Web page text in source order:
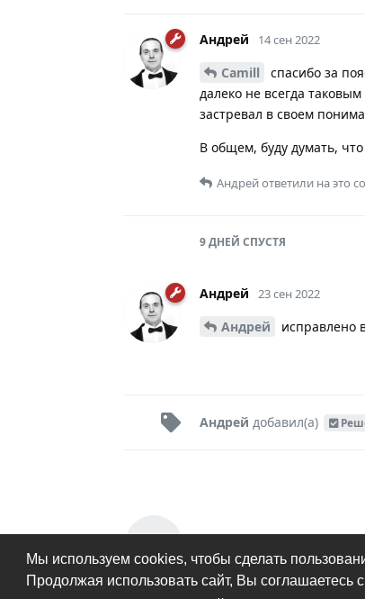
Мы используем cookies, чтобы сделать
Продолжая использовать сайт, Вы
Андрей 14 сен 2022
Camill
спасибо за
далеко не всегда
застревал в своем
В общем, буду думать,
Андрейответили на это
9 ДНЕЙ СПУСТЯ
Андрей 23 сен 2022
Андрей исправлено
Андрей добавил(а)